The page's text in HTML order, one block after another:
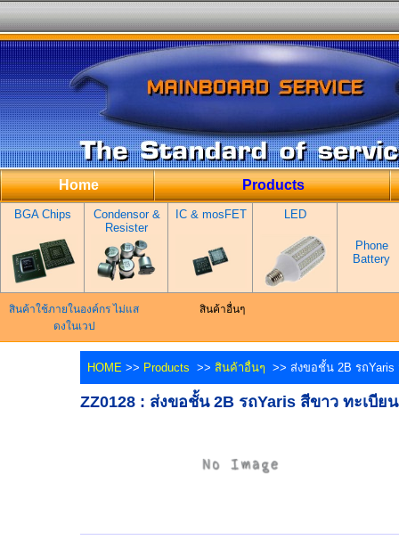
Home Products
BGA Chips
Condensor &
Resister
IC & mosFET LED
Phone
Battery
สินค้าใช้ภายในองค์กร ไม่แส
ดงในเวป
สินค้าอื่นๆ
HOME >> Products >> สินค้าอื่นๆ >> ส่งขอชั้น 2B รถ
ZZ0128 : ส่งขอชั้น 2B รถYaris สีขาว ทะเบีย